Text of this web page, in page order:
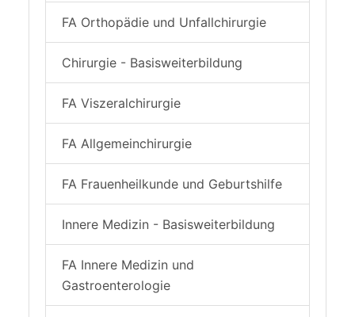
FA Orthopädie und Unfallchirurgie
Chirurgie - Basisweiterbildung
FA Viszeralchirurgie
FA Allgemeinchirurgie
FA Frauenheilkunde und Geburtshilfe
Innere Medizin - Basisweiterbildung
FA Innere Medizin und
Gastroenterologie